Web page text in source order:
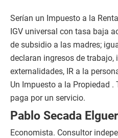
Serían un Impuesto a la
IGV universal con tasa baja
de subsidio a las madres;
declaran ingresos de trabajo,
externalidades, IR a la
Un Impuesto a la Propiedad
paga por un servicio.
Pablo Secada
Economista. Consultor